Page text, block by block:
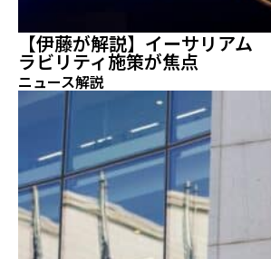
【伊藤が解説】イーサリアム
ラビリティ施策が焦点
ニュース解説